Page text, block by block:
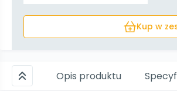
Kup w
Opis produktu